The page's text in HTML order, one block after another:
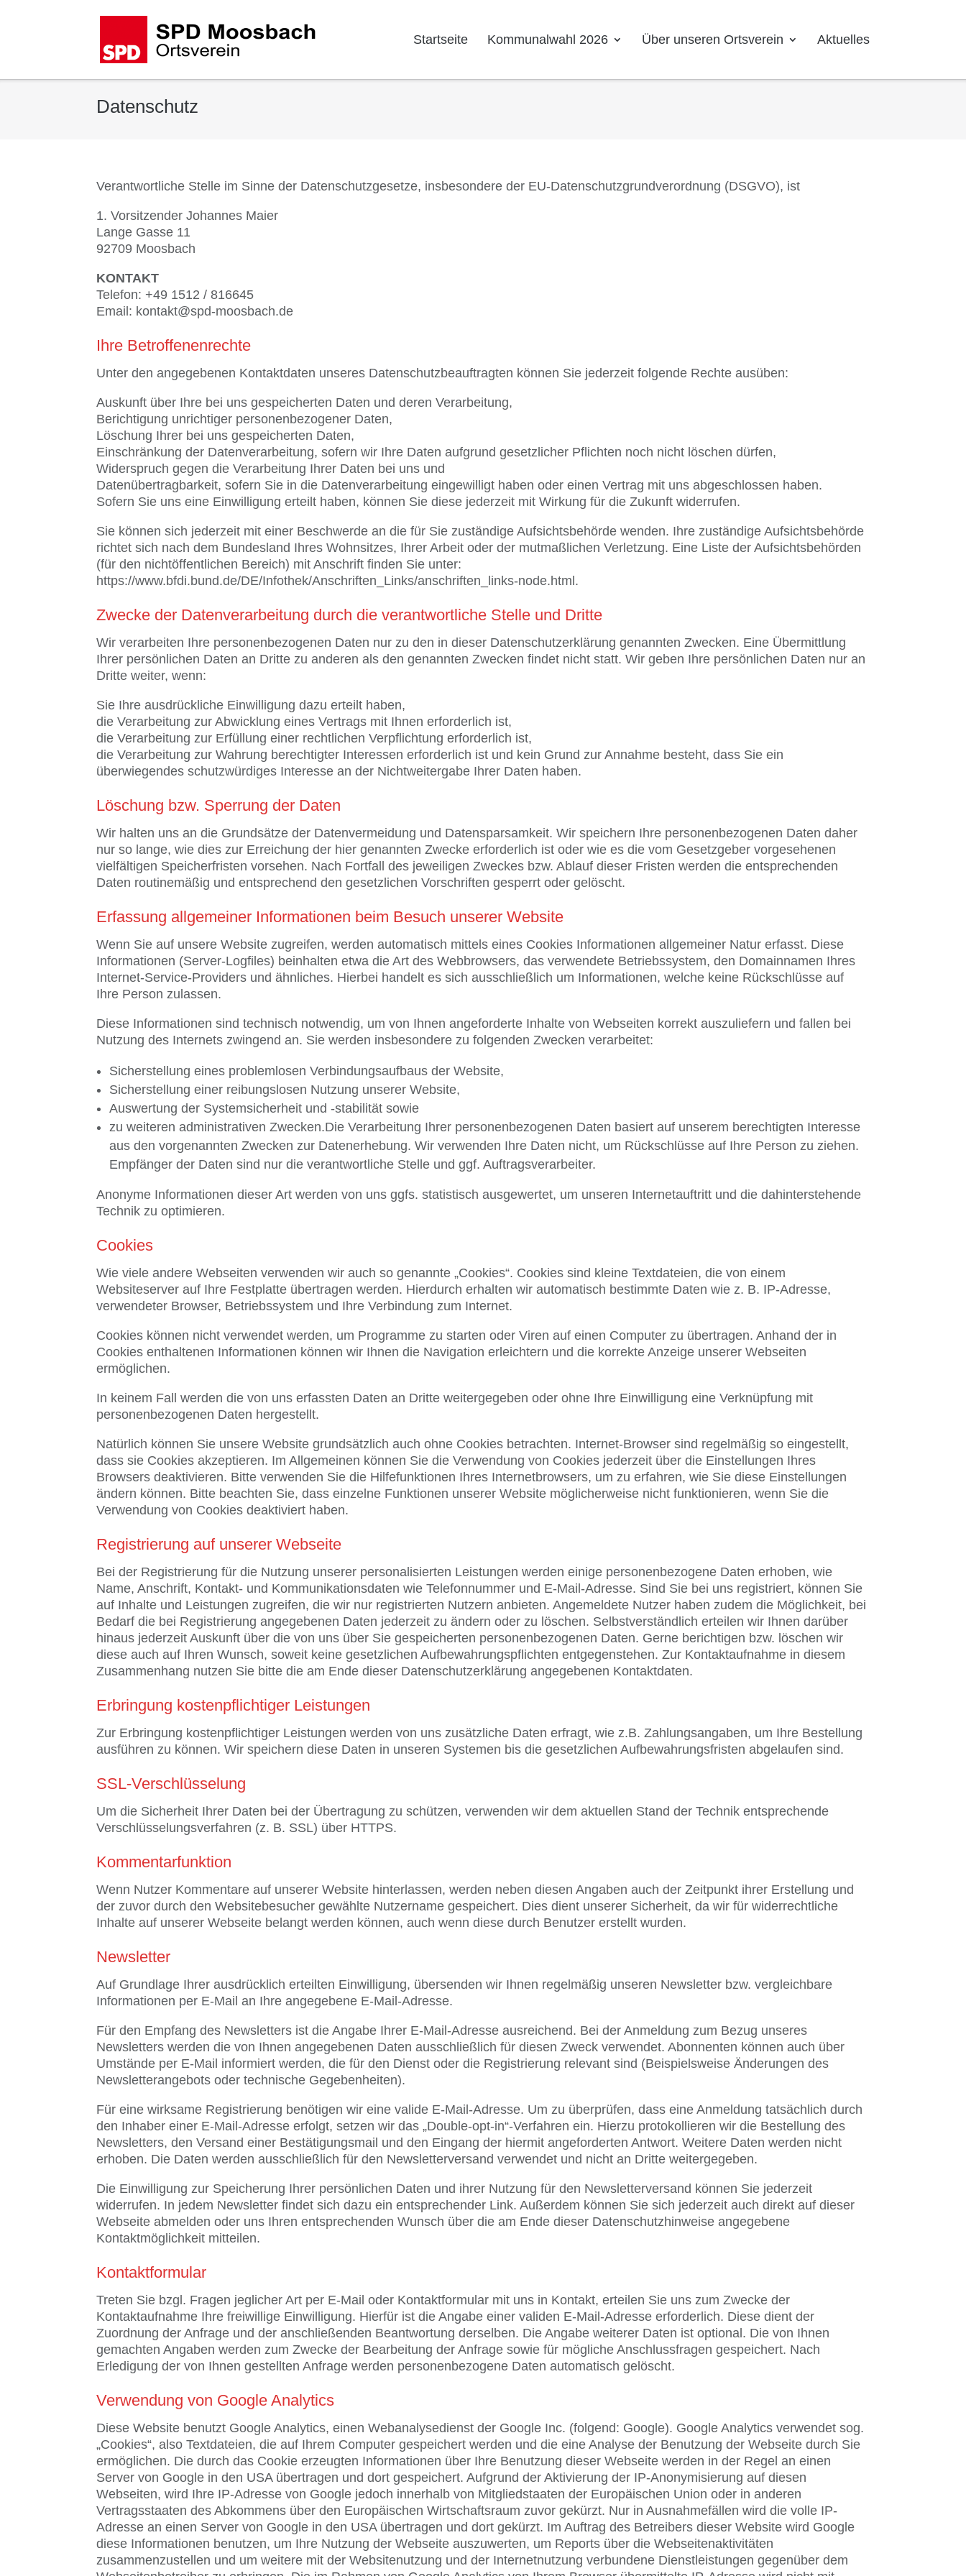
Startseite Kommunalwahl 2026 Über unseren Ortsverein Aktuelles
Datenschutz
Verantwortliche Stelle im Sinne der Datenschutzgesetze, insbesondere der EU-Datenschutzgrundverordnung (DSGVO), ist
1. Vorsitzender Johannes Maier
Lange Gasse 11
92709 Moosbach
KONTAKT
Telefon: +49 1512 / 816645
Email: kontakt@spd-moosbach.de
Ihre Betroffenenrechte
Unter den angegebenen Kontaktdaten unseres Datenschutzbeauftragten können Sie jederzeit folgende Rechte ausüben:
Auskunft über Ihre bei uns gespeicherten Daten und deren Verarbeitung,
Berichtigung unrichtiger personenbezogener Daten,
Löschung Ihrer bei uns gespeicherten Daten,
Einschränkung der Datenverarbeitung, sofern wir Ihre Daten aufgrund gesetzlicher Pflichten noch nicht löschen dürfen,
Widerspruch gegen die Verarbeitung Ihrer Daten bei uns und
Datenübertragbarkeit, sofern Sie in die Datenverarbeitung eingewilligt haben oder einen Vertrag mit uns abgeschlossen haben.
Sofern Sie uns eine Einwilligung erteilt haben, können Sie diese jederzeit mit Wirkung für die Zukunft widerrufen.
Sie können sich jederzeit mit einer Beschwerde an die für Sie zuständige Aufsichtsbehörde wenden. Ihre zuständige Aufsichtsbehörde
richtet sich nach dem Bundesland Ihres Wohnsitzes, Ihrer Arbeit oder der mutmaßlichen Verletzung. Eine Liste der Aufsichtsbehörden
(für den nichtöffentlichen Bereich) mit Anschrift finden Sie unter:
https://www.bfdi.bund.de/DE/Infothek/Anschriften_Links/anschriften_links-node.html.
Zwecke der Datenverarbeitung durch die verantwortliche Stelle und Dritte
Wir verarbeiten Ihre personenbezogenen Daten nur zu den in dieser Datenschutzerklärung genannten Zwecken. Eine Übermittlung
Ihrer persönlichen Daten an Dritte zu anderen als den genannten Zwecken findet nicht statt. Wir geben Ihre persönlichen Daten nur an
Dritte weiter, wenn:
Sie Ihre ausdrückliche Einwilligung dazu erteilt haben,
die Verarbeitung zur Abwicklung eines Vertrags mit Ihnen erforderlich ist,
die Verarbeitung zur Erfüllung einer rechtlichen Verpflichtung erforderlich ist,
die Verarbeitung zur Wahrung berechtigter Interessen erforderlich ist und kein Grund zur Annahme besteht, dass Sie ein
überwiegendes schutzwürdiges Interesse an der Nichtweitergabe Ihrer Daten haben.
Löschung bzw. Sperrung der Daten
Wir halten uns an die Grundsätze der Datenvermeidung und Datensparsamkeit. Wir speichern Ihre personenbezogenen Daten daher
nur so lange, wie dies zur Erreichung der hier genannten Zwecke erforderlich ist oder wie es die vom Gesetzgeber vorgesehenen
vielfältigen Speicherfristen vorsehen. Nach Fortfall des jeweiligen Zweckes bzw. Ablauf dieser Fristen werden die entsprechenden
Daten routinemäßig und entsprechend den gesetzlichen Vorschriften gesperrt oder gelöscht.
Erfassung allgemeiner Informationen beim Besuch unserer Website
Wenn Sie auf unsere Website zugreifen, werden automatisch mittels eines Cookies Informationen allgemeiner Natur erfasst. Diese
Informationen (Server-Logfiles) beinhalten etwa die Art des Webbrowsers, das verwendete Betriebssystem, den Domainnamen Ihres
Internet-Service-Providers und ähnliches. Hierbei handelt es sich ausschließlich um Informationen, welche keine Rückschlüsse auf
Ihre Person zulassen.
Diese Informationen sind technisch notwendig, um von Ihnen angeforderte Inhalte von Webseiten korrekt auszuliefern und fallen bei
Nutzung des Internets zwingend an. Sie werden insbesondere zu folgenden Zwecken verarbeitet:
Sicherstellung eines problemlosen Verbindungsaufbaus der Website,
Sicherstellung einer reibungslosen Nutzung unserer Website,
Auswertung der Systemsicherheit und -stabilität sowie
zu weiteren administrativen Zwecken.Die Verarbeitung Ihrer personenbezogenen Daten basiert auf unserem berechtigten Interesse
aus den vorgenannten Zwecken zur Datenerhebung. Wir verwenden Ihre Daten nicht, um Rückschlüsse auf Ihre Person zu ziehen.
Empfänger der Daten sind nur die verantwortliche Stelle und ggf. Auftragsverarbeiter.
Anonyme Informationen dieser Art werden von uns ggfs. statistisch ausgewertet, um unseren Internetauftritt und die dahinterstehende
Technik zu optimieren.
Cookies
Wie viele andere Webseiten verwenden wir auch so genannte „Cookies“. Cookies sind kleine Textdateien, die von einem
Websiteserver auf Ihre Festplatte übertragen werden. Hierdurch erhalten wir automatisch bestimmte Daten wie z. B. IP-Adresse,
verwendeter Browser, Betriebssystem und Ihre Verbindung zum Internet.
Cookies können nicht verwendet werden, um Programme zu starten oder Viren auf einen Computer zu übertragen. Anhand der in
Cookies enthaltenen Informationen können wir Ihnen die Navigation erleichtern und die korrekte Anzeige unserer Webseiten
ermöglichen.
In keinem Fall werden die von uns erfassten Daten an Dritte weitergegeben oder ohne Ihre Einwilligung eine Verknüpfung mit
personenbezogenen Daten hergestellt.
Natürlich können Sie unsere Website grundsätzlich auch ohne Cookies betrachten. Internet-Browser sind regelmäßig so eingestellt,
dass sie Cookies akzeptieren. Im Allgemeinen können Sie die Verwendung von Cookies jederzeit über die Einstellungen Ihres
Browsers deaktivieren. Bitte verwenden Sie die Hilfefunktionen Ihres Internetbrowsers, um zu erfahren, wie Sie diese Einstellungen
ändern können. Bitte beachten Sie, dass einzelne Funktionen unserer Website möglicherweise nicht funktionieren, wenn Sie die
Verwendung von Cookies deaktiviert haben.
Registrierung auf unserer Webseite
Bei der Registrierung für die Nutzung unserer personalisierten Leistungen werden einige personenbezogene Daten erhoben, wie
Name, Anschrift, Kontakt- und Kommunikationsdaten wie Telefonnummer und E-Mail-Adresse. Sind Sie bei uns registriert, können Sie
auf Inhalte und Leistungen zugreifen, die wir nur registrierten Nutzern anbieten. Angemeldete Nutzer haben zudem die Möglichkeit, bei
Bedarf die bei Registrierung angegebenen Daten jederzeit zu ändern oder zu löschen. Selbstverständlich erteilen wir Ihnen darüber
hinaus jederzeit Auskunft über die von uns über Sie gespeicherten personenbezogenen Daten. Gerne berichtigen bzw. löschen wir
diese auch auf Ihren Wunsch, soweit keine gesetzlichen Aufbewahrungspflichten entgegenstehen. Zur Kontaktaufnahme in diesem
Zusammenhang nutzen Sie bitte die am Ende dieser Datenschutzerklärung angegebenen Kontaktdaten.
Erbringung kostenpflichtiger Leistungen
Zur Erbringung kostenpflichtiger Leistungen werden von uns zusätzliche Daten erfragt, wie z.B. Zahlungsangaben, um Ihre Bestellung
ausführen zu können. Wir speichern diese Daten in unseren Systemen bis die gesetzlichen Aufbewahrungsfristen abgelaufen sind.
SSL-Verschlüsselung
Um die Sicherheit Ihrer Daten bei der Übertragung zu schützen, verwenden wir dem aktuellen Stand der Technik entsprechende
Verschlüsselungsverfahren (z. B. SSL) über HTTPS.
Kommentarfunktion
Wenn Nutzer Kommentare auf unserer Website hinterlassen, werden neben diesen Angaben auch der Zeitpunkt ihrer Erstellung und
der zuvor durch den Websitebesucher gewählte Nutzername gespeichert. Dies dient unserer Sicherheit, da wir für widerrechtliche
Inhalte auf unserer Webseite belangt werden können, auch wenn diese durch Benutzer erstellt wurden.
Newsletter
Auf Grundlage Ihrer ausdrücklich erteilten Einwilligung, übersenden wir Ihnen regelmäßig unseren Newsletter bzw. vergleichbare
Informationen per E-Mail an Ihre angegebene E-Mail-Adresse.
Für den Empfang des Newsletters ist die Angabe Ihrer E-Mail-Adresse ausreichend. Bei der Anmeldung zum Bezug unseres
Newsletters werden die von Ihnen angegebenen Daten ausschließlich für diesen Zweck verwendet. Abonnenten können auch über
Umstände per E-Mail informiert werden, die für den Dienst oder die Registrierung relevant sind (Beispielsweise Änderungen des
Newsletterangebots oder technische Gegebenheiten).
Für eine wirksame Registrierung benötigen wir eine valide E-Mail-Adresse. Um zu überprüfen, dass eine Anmeldung tatsächlich durch
den Inhaber einer E-Mail-Adresse erfolgt, setzen wir das „Double-opt-in“-Verfahren ein. Hierzu protokollieren wir die Bestellung des
Newsletters, den Versand einer Bestätigungsmail und den Eingang der hiermit angeforderten Antwort. Weitere Daten werden nicht
erhoben. Die Daten werden ausschließlich für den Newsletterversand verwendet und nicht an Dritte weitergegeben.
Die Einwilligung zur Speicherung Ihrer persönlichen Daten und ihrer Nutzung für den Newsletterversand können Sie jederzeit
widerrufen. In jedem Newsletter findet sich dazu ein entsprechender Link. Außerdem können Sie sich jederzeit auch direkt auf dieser
Webseite abmelden oder uns Ihren entsprechenden Wunsch über die am Ende dieser Datenschutzhinweise angegebene
Kontaktmöglichkeit mitteilen.
Kontaktformular
Treten Sie bzgl. Fragen jeglicher Art per E-Mail oder Kontaktformular mit uns in Kontakt, erteilen Sie uns zum Zwecke der
Kontaktaufnahme Ihre freiwillige Einwilligung. Hierfür ist die Angabe einer validen E-Mail-Adresse erforderlich. Diese dient der
Zuordnung der Anfrage und der anschließenden Beantwortung derselben. Die Angabe weiterer Daten ist optional. Die von Ihnen
gemachten Angaben werden zum Zwecke der Bearbeitung der Anfrage sowie für mögliche Anschlussfragen gespeichert. Nach
Erledigung der von Ihnen gestellten Anfrage werden personenbezogene Daten automatisch gelöscht.
Verwendung von Google Analytics
Diese Website benutzt Google Analytics, einen Webanalysedienst der Google Inc. (folgend: Google). Google Analytics verwendet sog.
„Cookies“, also Textdateien, die auf Ihrem Computer gespeichert werden und die eine Analyse der Benutzung der Webseite durch Sie
ermöglichen. Die durch das Cookie erzeugten Informationen über Ihre Benutzung dieser Webseite werden in der Regel an einen
Server von Google in den USA übertragen und dort gespeichert. Aufgrund der Aktivierung der IP-Anonymisierung auf diesen
Webseiten, wird Ihre IP-Adresse von Google jedoch innerhalb von Mitgliedstaaten der Europäischen Union oder in anderen
Vertragsstaaten des Abkommens über den Europäischen Wirtschaftsraum zuvor gekürzt. Nur in Ausnahmefällen wird die volle IP-
Adresse an einen Server von Google in den USA übertragen und dort gekürzt. Im Auftrag des Betreibers dieser Website wird Google
diese Informationen benutzen, um Ihre Nutzung der Webseite auszuwerten, um Reports über die Webseitenaktivitäten
zusammenzustellen und um weitere mit der Websitenutzung und der Internetnutzung verbundene Dienstleistungen gegenüber dem